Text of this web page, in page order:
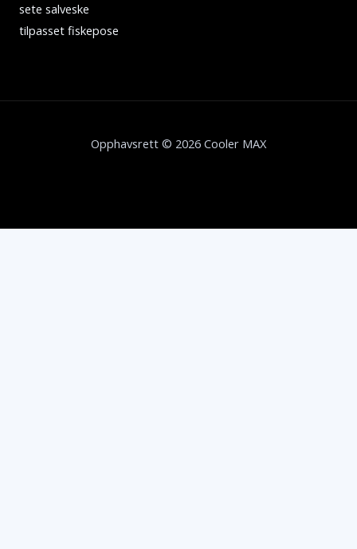
sete salveske
tilpasset fiskepose
Opphavsrett © 2026 Cooler MAX